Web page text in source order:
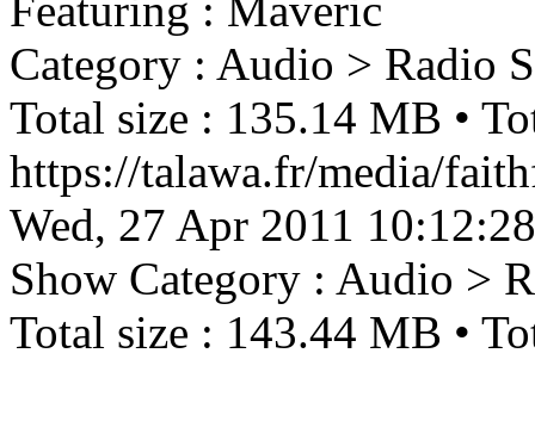
Category : Audio > Radio
Total size : 135.14 MB •
https://talawa.fr/media/
Wed, 27 Apr 2011
Show Category : Audio >
Total size : 143.44 MB •